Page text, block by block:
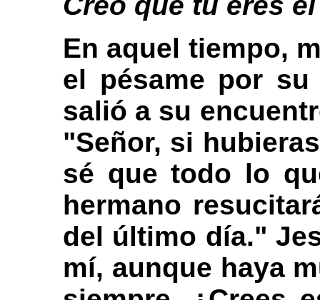
En aquel tiempo,
el pésame por su
salió a su
"Señor, si
sé que todo lo
hermano
del último día."
mí, aunque haya